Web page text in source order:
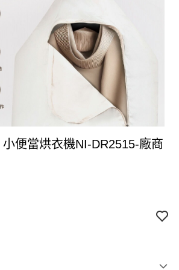
小便當烘衣機NI-DR2515-廠商